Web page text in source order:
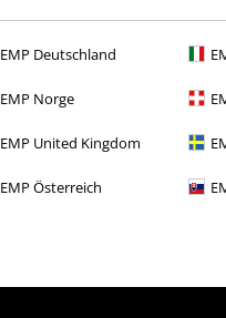
EMP Deutschland
EMP Norge
EMP United Kingdom
EMP Österreich